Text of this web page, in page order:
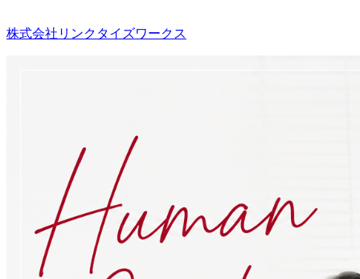
株式会社リンクタイズワークス